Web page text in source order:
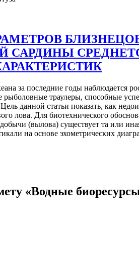
САРДИНЫ
за последние годы наблюдается
траулеры, способные
данной статьи показать, как
лова. Для биотехнического
(вылова) существует та или
на основе эхометрических
«Водные